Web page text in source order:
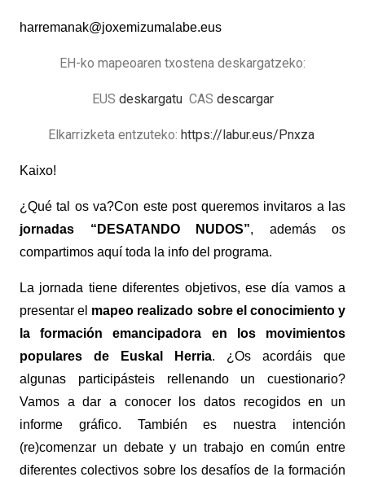
harremanak@joxemizumalabe.eus
EH-ko mapeoaren txostena deskargatzeko:
EUS deskargatu CAS descargar
Elkarrizketa entzuteko: https://labur.eus/Pnxza
Kaixo!
¿Qué tal os va?Con este post queremos invitaros a las
jornadas “DESATANDO
NUDOS”, además os
compartimos aquí toda la info del programa.
La jornada tiene diferentes objetivos, ese día vamos a
presentar el mapeo realizado sobre el conocimiento y
la formación emancipadora en los movimientos
populares de Euskal Herria. ¿Os acordáis que
algunas participásteis rellenando un cuestionario?
Vamos a dar a conocer los datos recogidos en un
informe gráfico. También es nuestra intención
(re)comenzar un debate y un trabajo en común entre
diferentes colectivos sobre los desafíos de la formación